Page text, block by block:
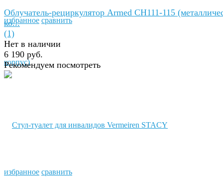
избранное сравнить
избранное сравнить
Облучатель-рециркулятор Armed СH111-115
ко...
(1)
Нет в наличии
6 190 руб.
Рекомендуем посмотреть